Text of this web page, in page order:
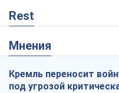
Rest
Мнения
Кремль переносит
под угрозой